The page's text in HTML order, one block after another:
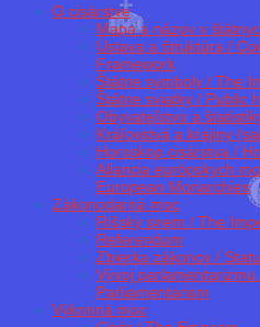
O cisárstve
Mapa a názov v
Ústava a štruktúra /
Framework
Štátne symboly / The
Štátne sviatky / Public
Obyvateľstvo a
Kráľovstvá a krajiny
Horoskop cisárstva /
Aliancia európskych
European Monarchies
Zákonodarná moc
Ríšsky snem / The
Referendum
Zbierka zákonov /
Vývoj
Parliamentarism
Výkonná moc